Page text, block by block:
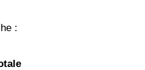
: